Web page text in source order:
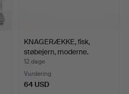
KNAGERÆKKE, fisk,
støbejern, moderne.
12 dage
Vurdering
64 USD